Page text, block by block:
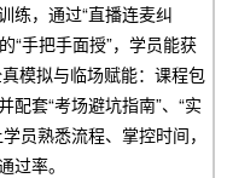
练，通过“直播连麦纠
“手把手面授”，学员能获
模拟与临场赋能：课程包
套“考场避坑指南”、“实
员熟悉流程、掌控时间，
过率。